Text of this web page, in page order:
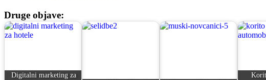
Druge objave:
Digitalni marketing za